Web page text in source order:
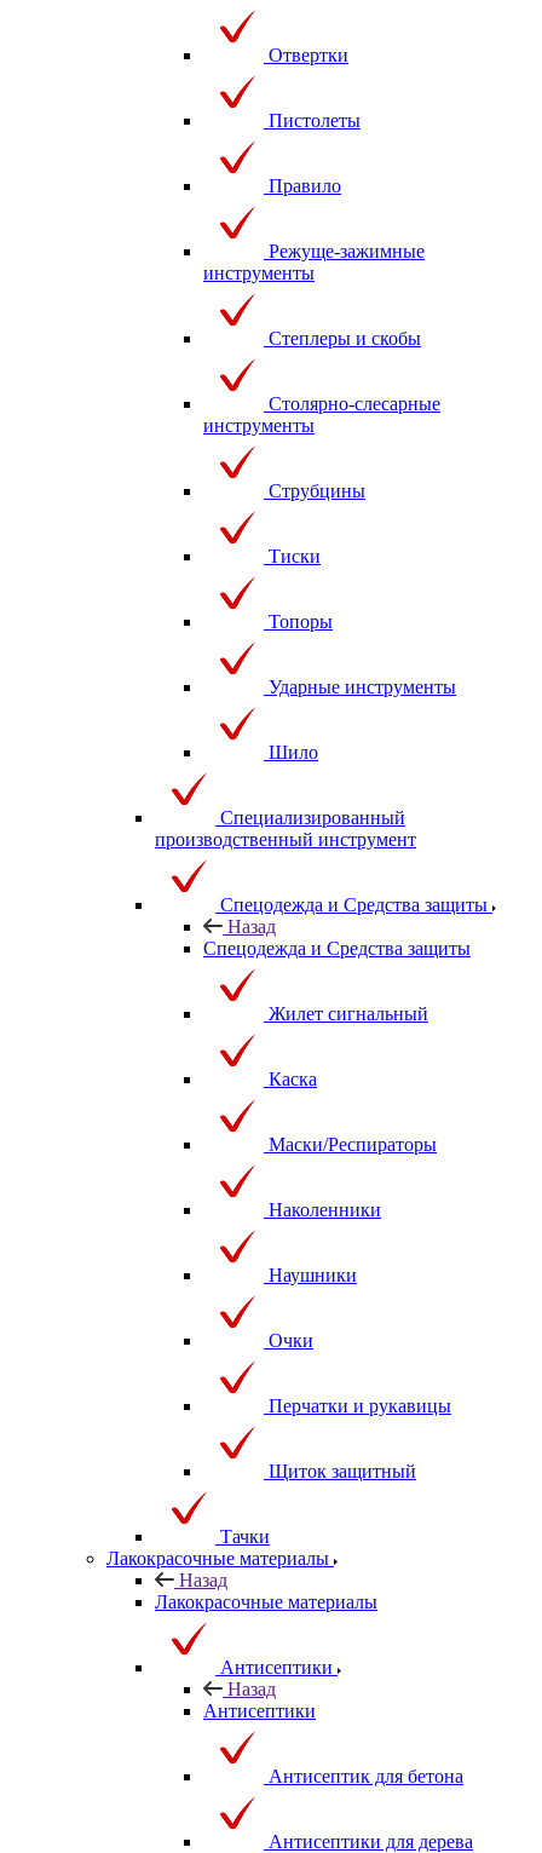
Отвертки
Пистолеты
Правило
Режуще-зажимные
инструменты
Степлеры и скобы
Столярно-слесарные
инструменты
Струбцины
Тиски
Топоры
Ударные инструменты
Шило
Специализированный
производственный инструмент
Спецодежда и Средства защиты
Назад
Спецодежда и Средства защиты
Жилет сигнальный
Каска
Маски/Респираторы
Наколенники
Наушники
Очки
Перчатки и рукавицы
Щиток защитный
Тачки
Лакокрасочные материалы
Назад
Лакокрасочные материалы
Антисептики
Назад
Антисептики
Антисептик для бетона
Антисептики для дерева